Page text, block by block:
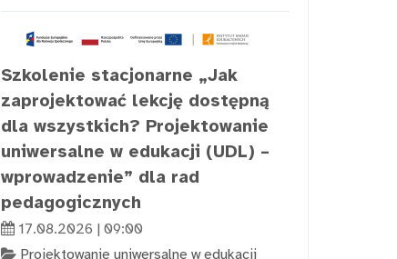
Szkolenie stacjonarne „Jak
zaprojektować lekcję dostępną
dla wszystkich? Projektowanie
uniwersalne w edukacji (UDL) –
wprowadzenie” dla rad
pedagogicznych
17.08.2026 | 09:00
Projektowanie uniwersalne w edukacji